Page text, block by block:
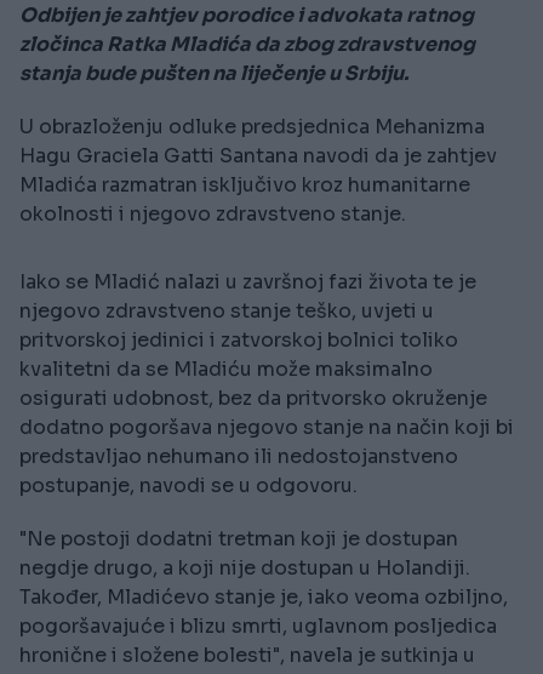
Odbijen je zahtjev porodice i advokata ratnog
zločinca Ratka Mladića da zbog zdravstvenog
stanja bude pušten na liječenje u Srbiju.
U obrazloženju odluke predsjednica Mehanizma
Hagu Graciela Gatti Santana navodi da je zahtjev
Mladića razmatran isključivo kroz humanitarne
okolnosti i njegovo zdravstveno stanje.
Iako se Mladić nalazi u završnoj fazi života te je
njegovo zdravstveno stanje teško, uvjeti u
pritvorskoj jedinici i zatvorskoj bolnici toliko
kvalitetni da se Mladiću može maksimalno
osigurati udobnost, bez da pritvorsko okruženje
dodatno pogoršava njegovo stanje na način koji bi
predstavljao nehumano ili nedostojanstveno
postupanje, navodi se u odgovoru.
"Ne postoji dodatni tretman koji je dostupan
negdje drugo, a koji nije dostupan u Holandiji.
Također, Mladićevo stanje je, iako veoma ozbiljno,
pogoršavajuće i blizu smrti, uglavnom posljedica
hronične i složene bolesti", navela je sutkinja u